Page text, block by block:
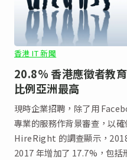
香港 IT 新聞
20.8% 香港應徵者教
比例亞洲最高
現時企業招聘，除了用
專業的服務作背景審查，以
HireRight 的調查顯示，
2017 年增加了 17.7%，包括